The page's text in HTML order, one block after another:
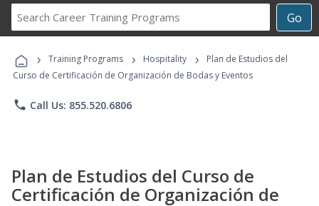
Go
Career
Programs
› Training Programs › Hospitality ›
Plan de Estudios del
Curso de Certificación de Organización de Bodas y Eventos
phone Call Us: 855.520.6806
Plan de Estudios del Curso de
Certificación de Organización de